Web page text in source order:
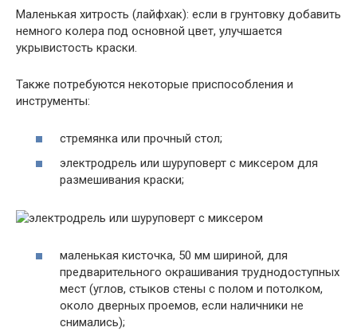
Маленькая хитрость (лайфхак): если в грунтовку добавить
немного колера под основной цвет, улучшается
укрывистость краски.
Также потребуются некоторые приспособления и
инструменты:
стремянка или прочный стол;
электродрель или шуруповерт с миксером для
размешивания краски;
маленькая кисточка, 50 мм шириной, для
предварительного окрашивания труднодоступных
мест (углов, стыков стены с полом и потолком,
около дверных проемов, если наличники не
снимались);